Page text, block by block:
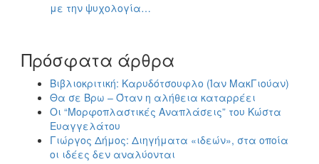
με την ψυχολογία…
Πρόσφατα άρθρα
Βιβλιοκριτική: Καρυδότσουφλο (Ίαν ΜακΓιούαν)
Θα σε Βρω – Όταν η αλήθεια καταρρέει
Οι “Μορφοπλαστικές Αναπλάσεις” του Κώστα
Ευαγγελάτου
Γιώργος Δήμος: Διηγήματα «ιδεών», στα οποία
οι ιδέες δεν αναλύονται